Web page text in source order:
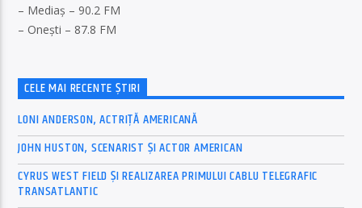
– Mediaș – 90.2 FM
– Onești – 87.8 FM
CELE MAI RECENTE ȘTIRI
LONI ANDERSON, ACTRIȚĂ AMERICANĂ
JOHN HUSTON, SCENARIST ȘI ACTOR AMERICAN
CYRUS WEST FIELD ȘI REALIZAREA PRIMULUI CABLU TELEGRAFIC
TRANSATLANTIC